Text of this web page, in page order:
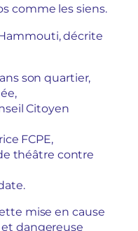
comme les siens.
décrite
son quartier,
Citoyen
FCPE,
théâtre contre
mise en cause
dangereuse